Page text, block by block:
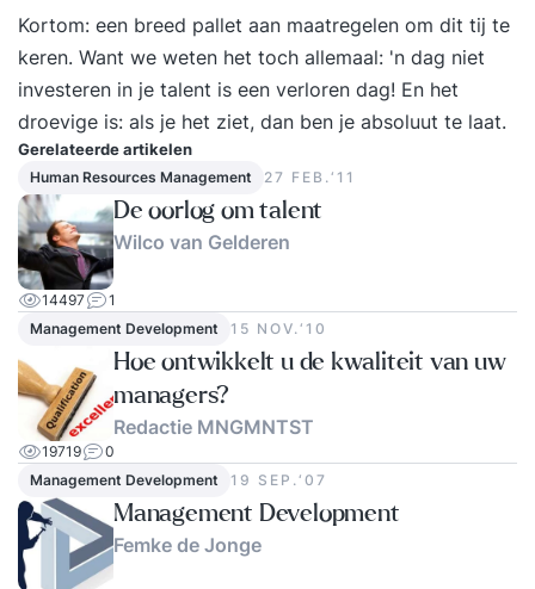
gedragspatronen en leert hoe je vanuit
bewustzijn structureel effectiever wordt. Een
praktische training die direct resultaat oplevert in
je werk én in je energie. Iets voor jou De training
‘Timemanagement’ is bedoeld voor professionals
die meer rendement, voldoening en focus uit hun
werkdag willen halen. Wat deze tweedaagse
training uniek maakt In de training
‘Timemanagement’ worden gedragspsychologie,
effectiviteitstechnieken en leiderschapsprincipes
gecombineerd. Je leert niet alleen je tijd te
managen, maar vooral het managen van jezelf.
Voordelen van deze tweedaagse opzet: Inzicht in
je persoonlijke gedragspatronen en tijdverbruik.
Meer focus op wat echt belangrijk is. Praktische
tools voor directe toepassing in je werk.
Resultaat Na deze training weet je hoe je een
optimaal productiviteitsritme creëert. Je hebt
Kortom: een breed pallet aan maatregelen om dit tij te
keren. Want we weten het toch allemaal: 'n dag niet
investeren in je talent is een verloren dag! En het
droevige is: als je het ziet, dan ben je absoluut te laat.
Gerelateerde artikelen
Human Resources Management 27 FEB.‘11
De oorlog om talent
Wilco van Gelderen
14497
1
Management Development
15 NOV.‘10
Hoe ontwikkelt u de kwaliteit van uw
managers?
Redactie MNGMNTST
19719
0
Management Development
19 SEP.‘07
Management Development
Femke de Jonge